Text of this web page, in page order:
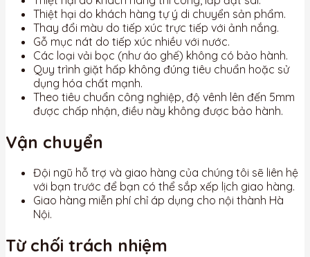
Thiệt hại do khách hàng tự ý di chuyển sản phẩm.
Thay đổi màu do tiếp xúc trực tiếp với ảnh nắng.
Gỗ mục nát do tiếp xúc nhiều với nước.
Các loại vải bọc (như áo ghế) không có bảo hành.
Quy trình giặt hấp không đúng tiêu chuẩn hoặc sử
dụng hóa chất mạnh.
Theo tiêu chuẩn công nghiệp, độ vênh lên đến 5mm
được chấp nhận, điều này không được bảo hành.
Vận chuyển
Đội ngũ hỗ trợ và giao hàng của chúng tôi sẽ liên hệ
với bạn trước để bạn có thể sắp xếp lịch giao hàng.
Giao hàng miễn phí chỉ áp dụng cho nội thành Hà
Nội.
Từ chối trách nhiệm